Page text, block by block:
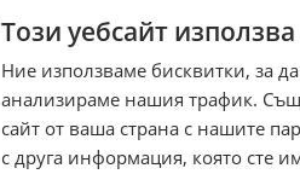
Този уебсайт
Ние използваме бисквитки, за
анализираме нашия трафик.
сайт от ваша страна с нашите
с друга информация, която сте